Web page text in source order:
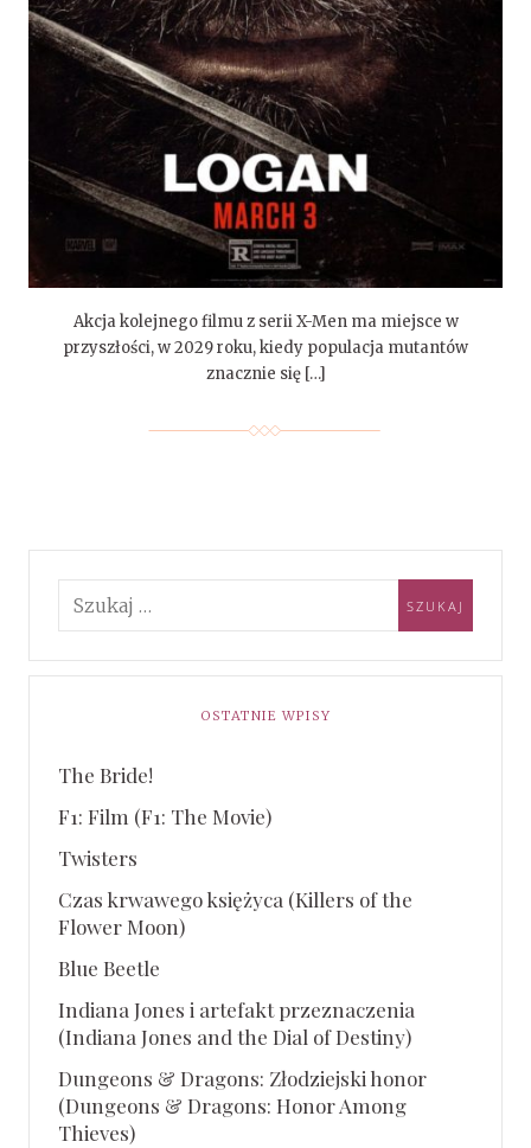
Akcja kolejnego filmu z serii X-Men ma miejsce w
przyszłości, w 2029 roku, kiedy populacja mutantów
znacznie się […]
OSTATNIE WPISY
The Bride!
F1: Film (F1: The Movie)
Twisters
Czas krwawego księżyca (Killers of the
Flower Moon)
Blue Beetle
Indiana Jones i artefakt przeznaczenia
(Indiana Jones and the Dial of Destiny)
Dungeons & Dragons: Złodziejski honor
(Dungeons & Dragons: Honor Among
Thieves)